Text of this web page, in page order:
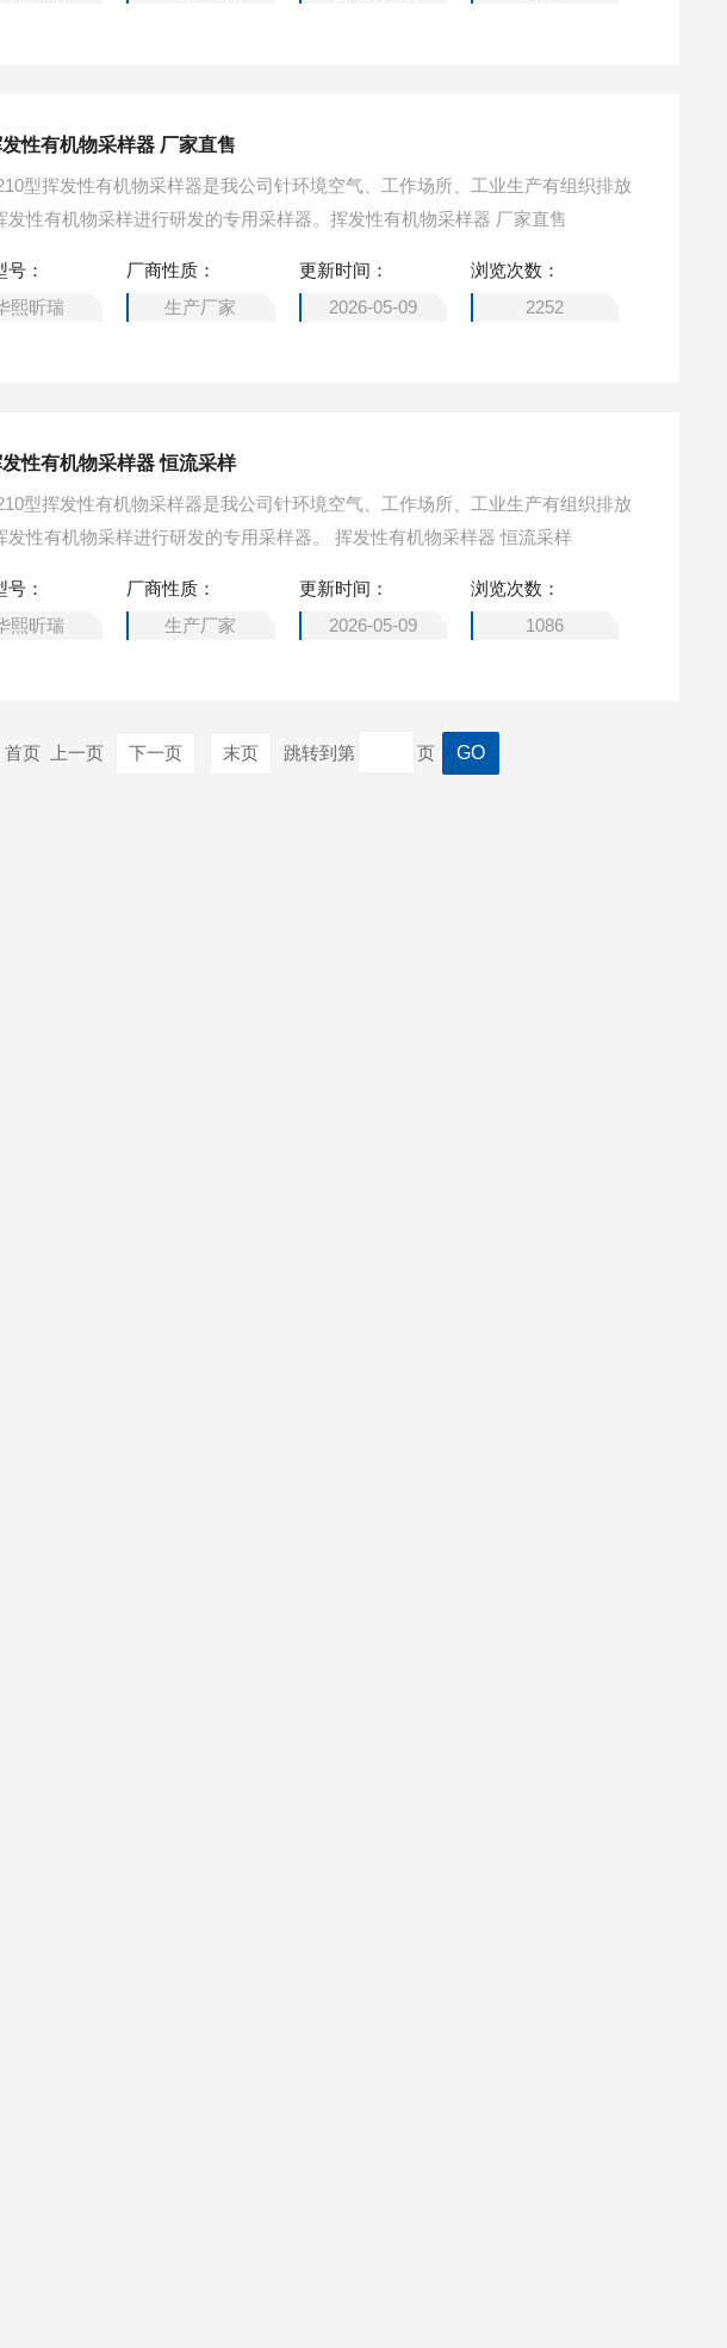
性有机物采样器 厂家直售
型挥发性有机物采样器是我公司针环境空气、工作场所、工业生产有组织排放
中的挥发性有机物采样进行研发的专用采样器。挥发性有机物采样器 厂家直售
号：
熙昕瑞
厂商性质：
生产厂家
更新时间：
2026-05-09
浏览次数：
2252
性有机物采样器 恒流采样
型挥发性有机物采样器是我公司针环境空气、工作场所、工业生产有组织排放
中的挥发性有机物采样进行研发的专用采样器。 挥发性有机物采样器 恒流采样
号：
熙昕瑞
厂商性质：
生产厂家
更新时间：
2026-05-09
浏览次数：
1086
首页 上一页 下一页 末页 跳转到第 页